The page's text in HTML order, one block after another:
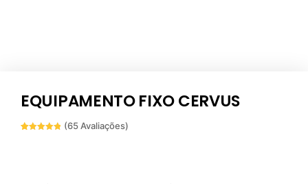
EQUIPAMENTO FIXO CERVUS
(65 Avaliações)